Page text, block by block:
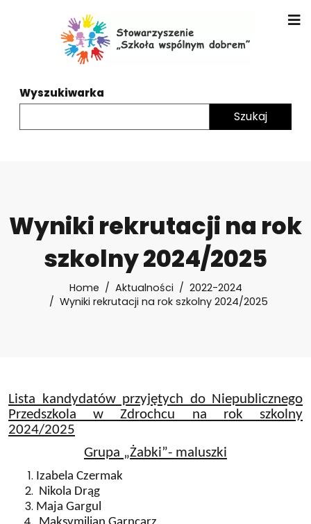
Wyszukiwarka
Wyniki rekrutacji na rok
szkolny 2024/2025
Home Aktualności
2022-2024
Wyniki rekrutacji na rok szkolny 2024/2025
Lista kandydatów przyjętych do Niepublicznego
Przedszkola w Zdrochcu na rok szkolny
2024/2025
Grupa „Żabki”- maluszki
Izabela Czermak
Nikola Drąg
Maja Gargul